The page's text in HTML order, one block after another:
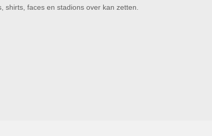
shirts, faces en stadions over kan zetten.